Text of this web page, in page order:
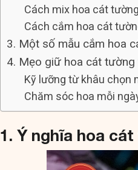
Cách mix hoa cát
Cách cắm hoa cát
3. Một số mẫu cắm hoa
4. Mẹo giữ hoa cát
Kỹ lưỡng từ khâu chọn
Chăm sóc hoa mỗi
1. Ý nghĩa hoa